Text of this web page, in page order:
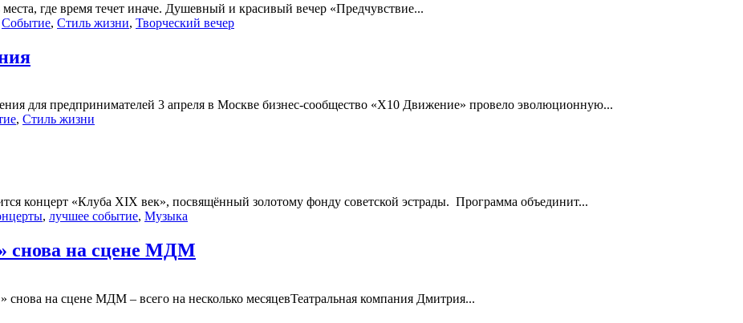
где время течет иначе. Душевный и красивый вечер «Предчувствие...
Событие, Стиль жизни, Творческий вечер
для предпринимателей 3 апреля в Москве бизнес-сообщество «X10 Движение» провело эволюционную...
, Стиль жизни
концерт «Клуба XIX век», посвящённый золотому фонду советской эстрады. Программа объединит...
, лучшее событие, Музыка
снова на сцене МДМ
на сцене МДМ – всего на несколько месяцевТеатральная компания Дмитрия...